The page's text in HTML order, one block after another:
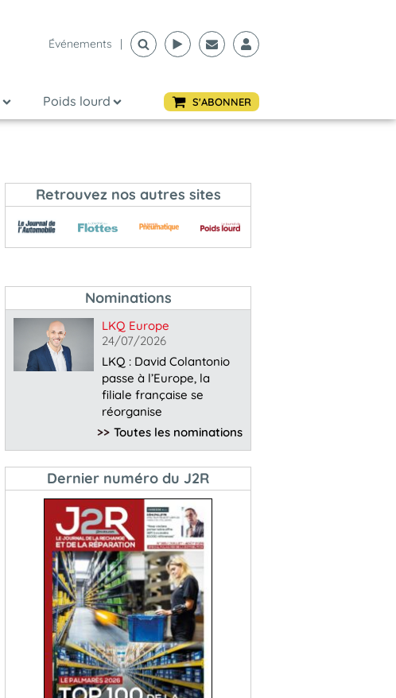
Événements |
Poids lourd S'ABONNER
Retrouvez nos autres sites
Nominations
LKQ Europe
24/07/2026
LKQ : David Colantonio
passe à l’Europe, la
filiale française se
réorganise
>> Toutes les nominations
Dernier numéro du J2R